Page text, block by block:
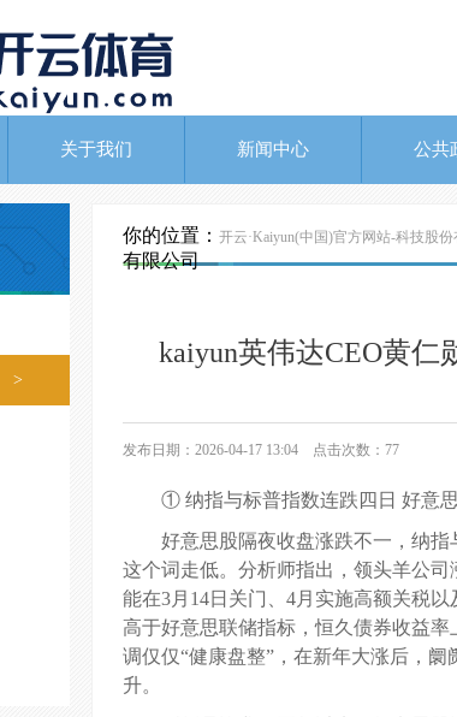
关于我们 新闻中心 公共
>
你的位置： 开云·Kaiyun(中国)官方网站-科技股份
有限公司
kaiyun英伟达CEO黄仁
发布日期：2026-04-17 13:04 点击次数：77
① 纳指与标普指数连跌四日 好意
好意思股隔夜收盘涨跌不一，纳
这个词走低。分析师指出，领头羊公
能在3月14日关门、4月实施高额关税
高于好意思联储指标，恒久债券收益
调仅仅“健康盘整”，在新年大涨后，
升。